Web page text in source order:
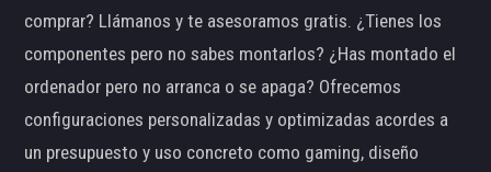
comprar? Llámanos y te asesoramos gratis. ¿Tienes los
componentes pero no sabes montarlos? ¿Has montado el
ordenador pero no arranca o se apaga? Ofrecemos
configuraciones personalizadas y optimizadas acordes a
un presupuesto y uso concreto como gaming, diseño